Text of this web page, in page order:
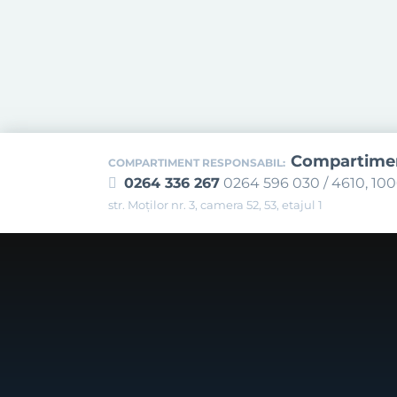
COMPARTIMENT RESPONSABIL:
0264 336 267 0264 596 030 / 4610,
str. Moților nr. 3, camera 52, 53, etajul 1